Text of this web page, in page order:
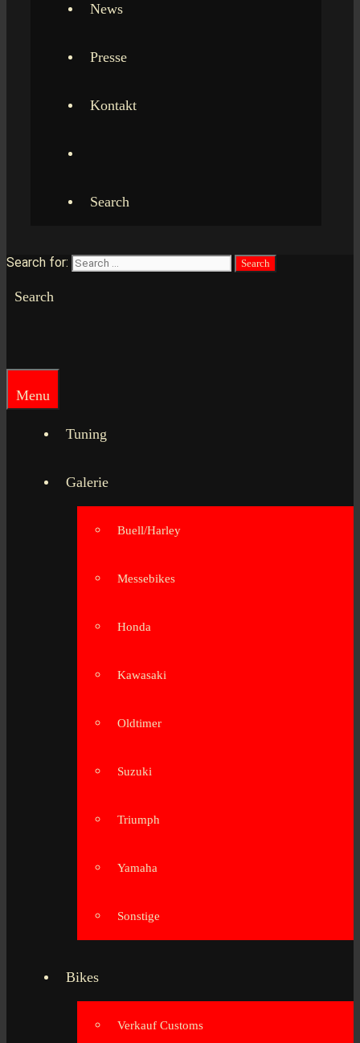
News
Presse
Kontakt
Search
Search for:
Search
Menu
Tuning
Galerie
Buell/Harley
Messebikes
Honda
Kawasaki
Oldtimer
Suzuki
Triumph
Yamaha
Sonstige
Bikes
Verkauf Customs